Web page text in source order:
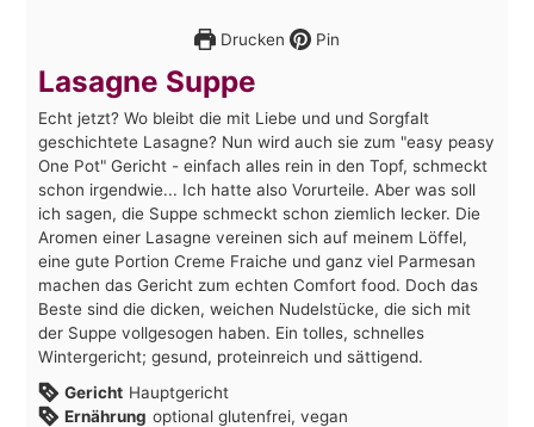
Drucken Pin
Lasagne Suppe
Echt jetzt? Wo bleibt die mit Liebe und und Sorgfalt
geschichtete Lasagne? Nun wird auch sie zum "easy peasy
One Pot" Gericht - einfach alles rein in den Topf, schmeckt
schon irgendwie... Ich hatte also Vorurteile. Aber was soll
ich sagen, die Suppe schmeckt schon ziemlich lecker. Die
Aromen einer Lasagne vereinen sich auf meinem Löffel,
eine gute Portion Creme Fraiche und ganz viel Parmesan
machen das Gericht zum echten Comfort food. Doch das
Beste sind die dicken, weichen Nudelstücke, die sich mit
der Suppe vollgesogen haben. Ein tolles, schnelles
Wintergericht; gesund, proteinreich und sättigend.
Gericht Hauptgericht
Ernährung optional glutenfrei, vegan